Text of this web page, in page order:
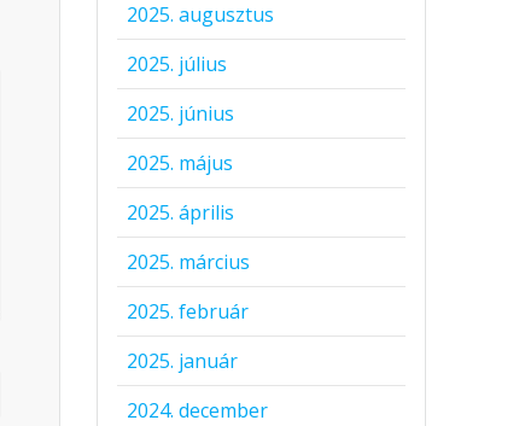
2025. augusztus
2025. július
2025. június
2025. május
2025. április
2025. március
2025. február
2025. január
2024. december